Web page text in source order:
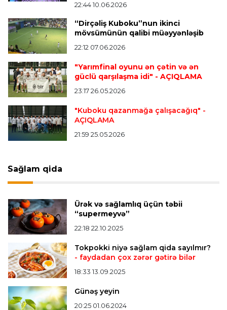
Transfer 22:57 07.08.2026
"Qranada" Zinəddin Zidanın oğlu ilə yollarını
ayırdı
Transfer 22:54 07.08.2026
"Mançester Siti" argentinalı qapıçını transfer
edir
Offside 19:46 07.08.2026
bürünc medalın sahibi müəyyənləşdi
Misli Premyer liqa 16:52 07.08.2026
"Zirə" Namik Ələskərovla yollarını ayırdı
Bütün xəbərlər >>>
22:44 10.06.2026
“Dirçəliş Kuboku”nun ikinci
mövsümünün qalibi müəyyənləşib
22:12 07.06.2026
"Yarımfinal oyunu ən çətin və ən
güclü qarşılaşma idi" - AÇIQLAMA
23:17 26.05.2026
"Kuboku qazanmağa çalışacağıq" -
AÇIQLAMA
21:59 25.05.2026
Sağlam qida
Ürək və sağlamlıq üçün təbii
“supermeyvə”
22:18 22.10.2025
Tokpokki niyə sağlam qida sayılmır?
- faydadan çox zərər gətirə bilər
18:33 13.09.2025
Günəş yeyin
20:25 01.06.2024